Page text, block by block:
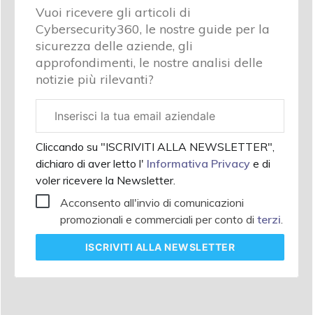
Vuoi ricevere gli articoli di
Cybersecurity360, le nostre guide per la
sicurezza delle aziende, gli
approfondimenti, le nostre analisi delle
notizie più rilevanti?
aziendale
Cliccando su "ISCRIVITI ALLA NEWSLETTER",
dichiaro di aver letto l' Informativa Privacy e di
voler ricevere la Newsletter.
Acconsento all'invio di comunicazioni
promozionali e commerciali per conto di terzi
ISCRIVITI ALLA NEWSLETTER